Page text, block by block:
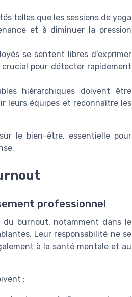
telles que les sessions de yoga
et à diminuer la pression
se sentent libres d'exprimer
pour détecter rapidement
hiérarchiques doivent être
leurs équipes et reconnaître les
le bien-être, essentielle pour
professionnel
burnout, notamment dans le
Leur responsabilité ne se
à la santé mentale et au
: